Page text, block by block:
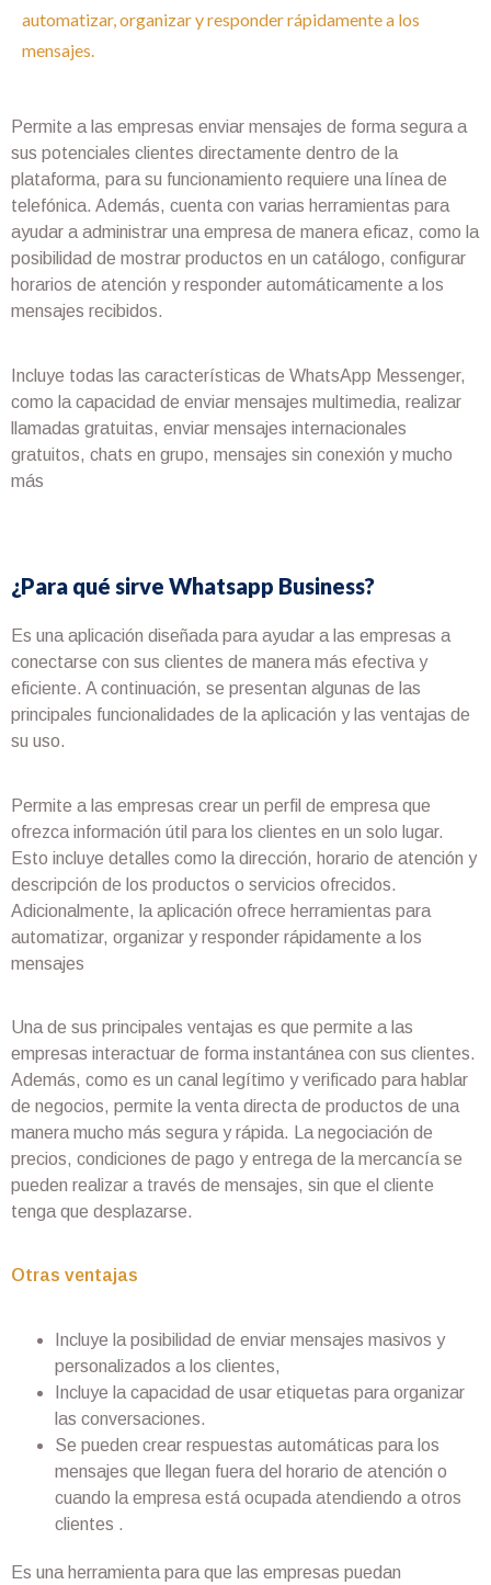
automatizar, organizar y responder rápidamente a los
mensajes.​
Permite a las empresas enviar mensajes de forma segura a
sus potenciales clientes directamente dentro de la
plataforma, para su funcionamiento requiere una línea de
telefónica. Además, cuenta con varias herramientas para
ayudar a administrar una empresa de manera eficaz, como la
posibilidad de mostrar productos en un catálogo, configurar
horarios de atención y responder automáticamente a los
mensajes recibidos.
Incluye todas las características de WhatsApp Messenger,
como la capacidad de enviar mensajes multimedia, realizar
llamadas gratuitas, enviar mensajes internacionales
gratuitos, chats en grupo, mensajes sin conexión y mucho
más
¿Para qué sirve Whatsapp Business?
Es una aplicación diseñada para ayudar a las empresas a
conectarse con sus clientes de manera más efectiva y
eficiente. A continuación, se presentan algunas de las
principales funcionalidades de la aplicación y las ventajas de
su uso.
Permite a las empresas crear un perfil de empresa que
ofrezca información útil para los clientes en un solo lugar.
Esto incluye detalles como la dirección, horario de atención y
descripción de los productos o servicios ofrecidos.
Adicionalmente, la aplicación ofrece herramientas para
automatizar, organizar y responder rápidamente a los
mensajes
Una de sus principales ventajas es que permite a las
empresas interactuar de forma instantánea con sus clientes.
Además, como es un canal legítimo y verificado para hablar
de negocios, permite la venta directa de productos de una
manera mucho más segura y rápida. La negociación de
precios, condiciones de pago y entrega de la mercancía se
pueden realizar a través de mensajes, sin que el cliente
tenga que desplazarse.
Otras ventajas
Incluye la posibilidad de enviar mensajes masivos y
personalizados a los clientes,
Incluye la capacidad de usar etiquetas para organizar
las conversaciones.
Se pueden crear respuestas automáticas para los
mensajes que llegan fuera del horario de atención o
cuando la empresa está ocupada atendiendo a otros
clientes .
Es una herramienta para que las empresas puedan